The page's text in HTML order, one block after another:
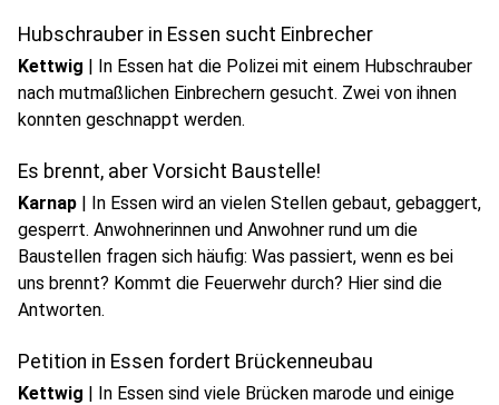
Hubschrauber in Essen sucht Einbrecher
Kettwig | In Essen hat die Polizei mit einem Hubschrauber
nach mutmaßlichen Einbrechern gesucht. Zwei von ihnen
konnten geschnappt werden.
Es brennt, aber Vorsicht Baustelle!
Karnap | In Essen wird an vielen Stellen gebaut, gebaggert,
gesperrt. Anwohnerinnen und Anwohner rund um die
Baustellen fragen sich häufig: Was passiert, wenn es bei
uns brennt? Kommt die Feuerwehr durch? Hier sind die
Antworten.
Petition in Essen fordert Brückenneubau
Kettwig | In Essen sind viele Brücken marode und einige